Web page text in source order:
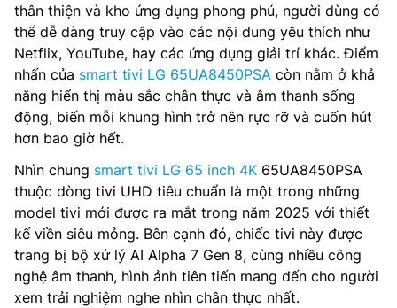
thân thiện và kho ứng dụng phong phú, người dùng có
thể dễ dàng truy cập vào các nội dung yêu thích như
Netflix, YouTube, hay các ứng dụng giải trí khác. Điểm
nhấn của smart tivi LG 65UA8450PSA còn nằm ở khả
năng hiển thị màu sắc chân thực và âm thanh sống
động, biến mỗi khung hình trở nên rực rỡ và cuốn hút
hơn bao giờ hết.
Nhìn chung smart tivi LG 65 inch 4K 65UA8450PSA
thuộc dòng tivi UHD tiêu chuẩn là một trong những
model tivi mới được ra mắt trong năm 2025 với thiết
kế viền siêu mỏng. Bên cạnh đó, chiếc tivi này được
trang bị bộ xử lý AI Alpha 7 Gen 8, cùng nhiều công
nghệ âm thanh, hình ảnh tiên tiến mang đến cho người
xem trải nghiệm nghe nhìn chân thực nhất.